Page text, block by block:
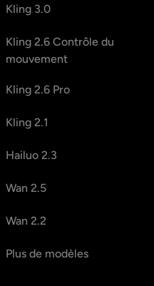
Kling 3.0
Kling 2.6 Contrôle du
mouvement
Kling 2.6 Pro
Kling 2.1
Hailuo 2.3
Wan 2.5
Wan 2.2
Plus de modèles